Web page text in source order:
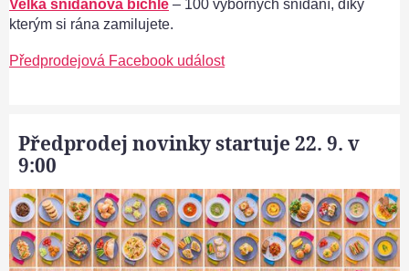
Velká snídaňová bichle – 100 výborných snídaní, díky
kterým si rána zamilujete.
Předprodejová Facebook událost
Předprodej novinky startuje 22. 9. v
9:00